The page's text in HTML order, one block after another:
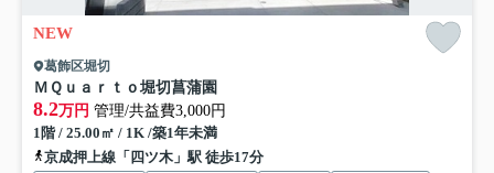
NEW
葛飾区堀切
ＭＱｕａｒｔｏ堀切菖蒲園
8.2万円 管理/共益費3,000円
1階 / 25.00㎡ / 1K /築1年未満
京成押上線「四ツ木」駅 徒歩17分